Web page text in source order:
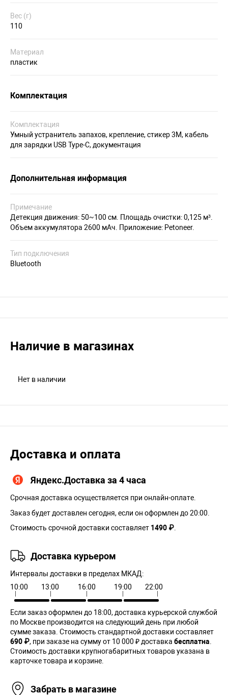
Вес (г)
110
Материал
пластик
Комплектация
Комплектация
Умный устранитель запахов, крепление, стикер 3M, кабель
для зарядки USB Type-C, документация
Дополнительная информация
Примечание
Детекция движения: 50~100 см. Площадь очистки: 0,125 м³.
Объем аккумулятора 2600 мАч. Приложение: Petoneer.
Тип подключения
Bluetooth
Наличие в магазинах
Нет в наличии
Доставка и оплата
Яндекс.Доставка за 4 часа
Срочная доставка осуществляется при онлайн-оплате.
Заказ будет доставлен сегодня, если он оформлен до 20:00.
Стоимость срочной доставки составляет 1490 ₽.
Доставка курьером
Интервалы доставки в пределах МКАД:
10:00
13:00 16:00 19:00 22:00
Если заказ оформлен до 18:00, доставка курьерской службой
по Москве производится на следующий день при любой
сумме заказа. Cтоимость стандартной доставки составляет
690 ₽, при заказе на сумму от 10 000 ₽ доставка бесплатна.
Стоимость доставки крупногабаритных товаров указана в
карточке товара и корзине.
Забрать в магазине